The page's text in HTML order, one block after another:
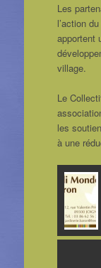
Les
l’action du
apportent
village.
Le
les
à une